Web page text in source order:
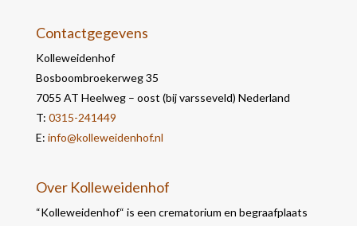
Contactgegevens
Kolleweidenhof
Bosboombroekerweg 35
7055 AT Heelweg – oost (bij varsseveld) Nederland
T: 0315-241449
E: info@kolleweidenhof.nl
Over Kolleweidenhof
“Kolleweidenhof“ is een crematorium en begraafplaats